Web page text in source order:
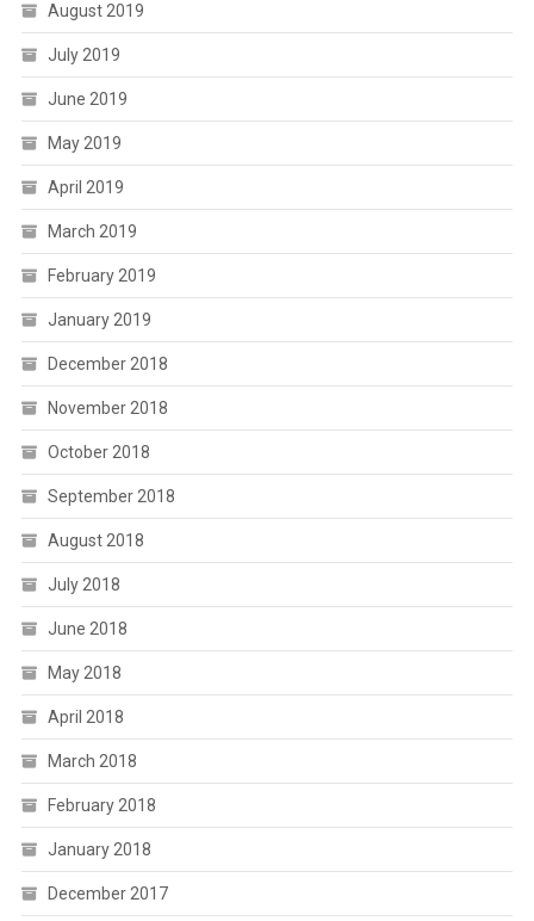
August 2019
July 2019
June 2019
May 2019
April 2019
March 2019
February 2019
January 2019
December 2018
November 2018
October 2018
September 2018
August 2018
July 2018
June 2018
May 2018
April 2018
March 2018
February 2018
January 2018
December 2017